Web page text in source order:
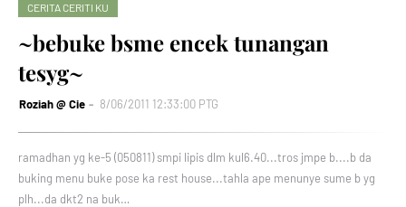
CERITA CERITI KU
~bebuke bsme encek tunangan
tesyg~
Roziah @ Cie 8/06/2011 12:33:00 PTG
ramadhan yg ke-5 (050811) smpi lipis dlm kul6.40...tros jmpe b....b da
buking menu buke pose ka rest house...tahla ape menunye sume b yg
plh...da dkt2 na buk…